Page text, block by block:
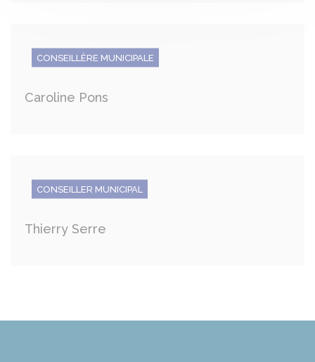
CONSEILLÈRE MUNICIPALE
Caroline Pons
CONSEILLER MUNICIPAL
Thierry Serre